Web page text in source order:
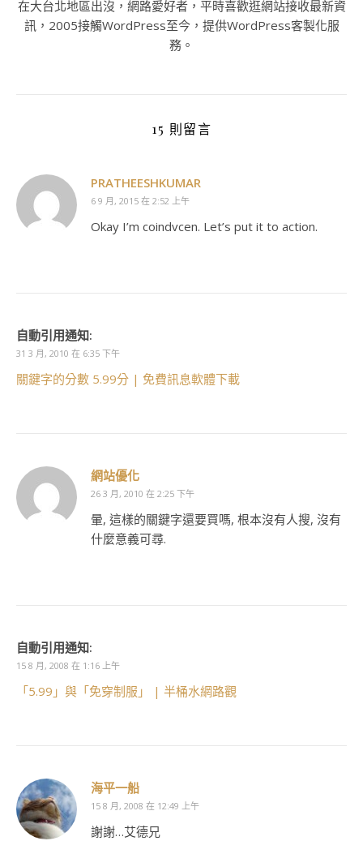
在大台北地區出沒，網路愛好者，平時喜歡逛網站接收最新資
訊，2005接觸WordPress至今，提供WordPress客製化服
務。
15 則留言
PRATHEESHKUMAR
6 9 月, 2015 在 2:52 上午
Okay I’m coindvcen. Let’s put it to action.
自動引用通知:
31 3 月, 2010 在 6:35 下午
關鍵字的分數 5.99分 | 免費訊息軟體下載
網站優化
26 3 月, 2010 在 2:25 下午
暈, 這樣的關鍵字還要買嗎, 根本沒有人搜, 沒有
什麼意義可尋.
自動引用通知:
15 8 月, 2008 在 1:16 上午
「5.99」與「免穿制服」 | 半桶水網路觀
海平一船
15 8 月, 2008 在 12:49 上午
謝謝…艾德兄